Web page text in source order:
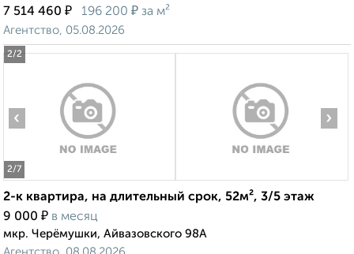
2/2
7 514 460 ₽ 196 200 ₽ за м²
Агентство, 05.08.2026
2/7
‹ ›
2-к квартира, на длительный срок, 52м², 3/5 этаж
9 000 ₽ в месяц
мкр. Черёмушки, Айвазовского 98А